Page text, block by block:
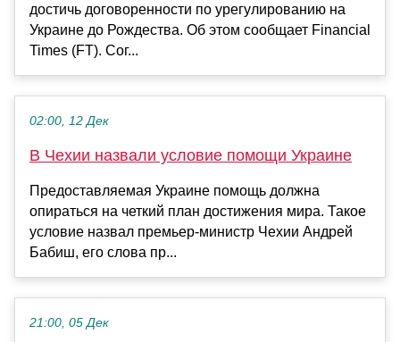
достичь договоренности по урегулированию на
Украине до Рождества. Об этом сообщает Financial
Times (FT). Сог...
02:00, 12 Дек
В Чехии назвали условие помощи Украине
Предоставляемая Украине помощь должна
опираться на четкий план достижения мира. Такое
условие назвал премьер-министр Чехии Андрей
Бабиш, его слова пр...
21:00, 05 Дек